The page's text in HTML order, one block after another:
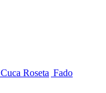
Cuca Roseta Fado